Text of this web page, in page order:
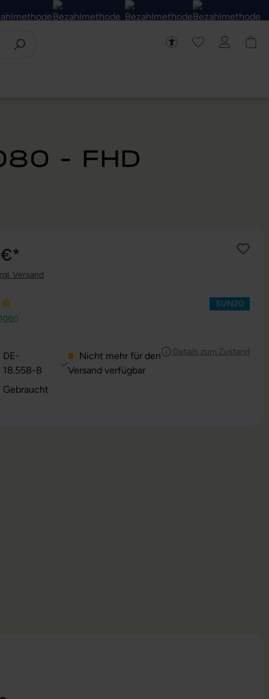
- FHD
Versand
Bewertung von 5 von 5 Sternen
SUN20
Details zum Zustand
DE-
18.558-B
Gebraucht
Versand verfügbar